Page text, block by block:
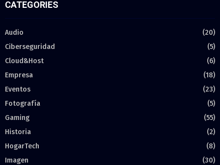
CATEGORIES
Audio
(20)
Ciberseguridad
(5)
Cloud&Host
(6)
Empresa
(18)
Eventos
(23)
Fotografía
(5)
Gaming
(55)
Historia
(2)
HogarTech
(8)
Imagen
(30)